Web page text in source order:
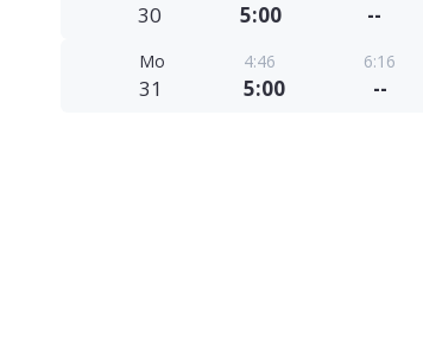
30 5:00 --
Mo
31
4:46
5:00
6:16
--